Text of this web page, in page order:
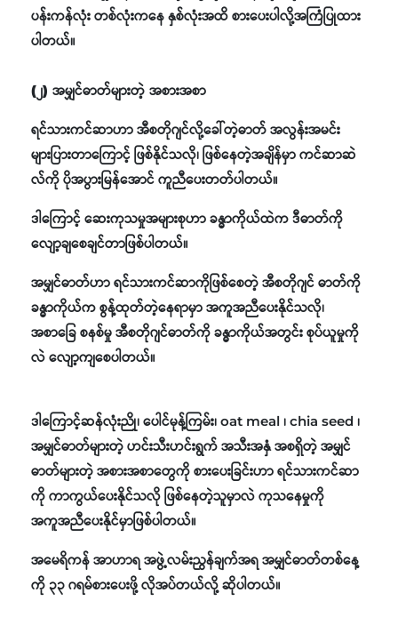
ပန်းကန်လုံး တစ်လုံးကနေ နှစ်လုံးအထိ စားပေးပါလို့အကြံပြုထား
ပါတယ်။
(၂) အမျှင်ဓာတ်များတဲ့ အစားအစာ
ရင်သားကင်ဆာဟာ အီစတိုဂျင်လို့ခေါ်တဲ့ဓာတ် အလွန်းအမင်း
များပြားတာကြောင့် ဖြစ်နိုင်သလို၊ ဖြစ်နေတဲ့အချိန်မှာ ကင်ဆာဆဲ
လ်ကို ပိုအပွားမြန်အောင် ကူညီပေးတတ်ပါတယ်။
ဒါကြောင့် ဆေးကုသမှုအများစုဟာ ခန္ဓာကိုယ်ထဲက ဒီဓာတ်ကို
လျော့ချစေချင်တာဖြစ်ပါတယ်။
အမျှင်ဓာတ်ဟာ ရင်သားကင်ဆာကိုဖြစ်စေတဲ့ အီစတိုဂျင် ဓာတ်ကို
ခန္ဓာကိုယ်က စွန့်ထုတ်တဲ့နေရာမှာ အကူအညီပေးနိုင်သလို၊
အစာခြေ စနစ်မှု အီစတိုဂျင်ဓာတ်ကို ခန္ဓာကိုယ်အတွင်း စုပ်ယူမှုကို
လဲ လျော့ကျစေပါတယ်။
ဒါကြောင့်ဆန်လုံးညို၊ ပေါင်မုန့်ကြမ်း၊ oat meal ၊ chia seed ၊
အမျှင်ဓာတ်များတဲ့ ဟင်းသီးဟင်းရွက် အသီးအနှံ အစရှိတဲ့ အမျှင်
ဓာတ်များတဲ့ အစားအစာတွေကို စားပေးခြင်းဟာ ရင်သားကင်ဆာ
ကို ကာကွယ်ပေးနိုင်သလို ဖြစ်နေတဲ့သူမှာလဲ ကုသနေမှုကို
အကူအညီပေးနိုင်မှာဖြစ်ပါတယ်။
အမေရိကန် အာဟာရ အဖွဲ့လမ်းညွန်ချက်အရ အမျှင်ဓာတ်တစ်နေ့
ကို ၃၃ ဂရမ်စားပေးဖို့ လိုအပ်တယ်လို့ ဆိုပါတယ်။